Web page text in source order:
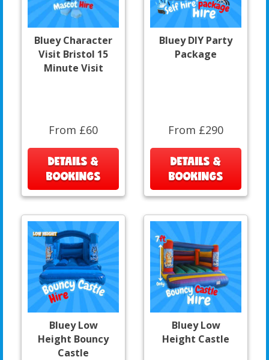
Bluey Character
Visit Bristol 15
Minute Visit
From £60
DETAILS &
BOOKINGS
Bluey DIY Party
Package
From £290
DETAILS &
BOOKINGS
Bluey Low
Height Bouncy
Castle
Bluey Low
Height Castle